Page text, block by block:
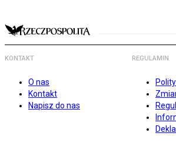
KONTAKT
O nas
Kontakt
Napisz do nas
REGULAMIN